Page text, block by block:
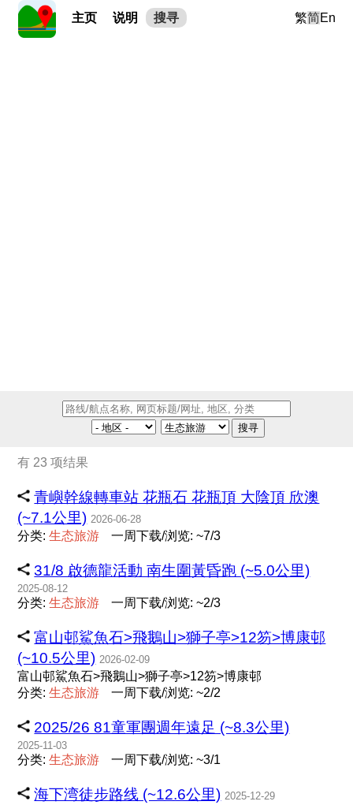
主页 说明 搜寻 繁简En
搜寻
有 23 项结果
青嶼幹線轉車站 花瓶石 花瓶頂 大陰頂 欣澳
(~7.1公里) 2026-06-28
分类:生态旅游 一周下载/浏览: ~7/3
31/8 啟德龍活動 南生圍黃昏跑 (~5.0公里)
2025-08-12
分类:生态旅游 一周下载/浏览: ~2/3
富山邨鯊魚石>飛鵝山>獅子亭>12笏>博康邨
(~10.5公里) 2026-02-09
富山邨鯊魚石>飛鵝山>獅子亭>12笏>博康邨
分类:生态旅游 一周下载/浏览: ~2/2
2025/26 81童軍團週年遠足 (~8.3公里)
2025-11-03
分类:生态旅游 一周下载/浏览: ~3/1
海下湾徒步路线 (~12.6公里) 2025-12-29